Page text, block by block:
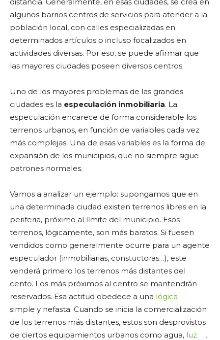
algunos barrios centros de servicios para atender a la
población local, con calles especializadas en
determinados artículos o incluso focalizados en
actividades diversas. Por eso, se puede afirmar que
las mayores ciudades poseen diversos centros.
Uno de los mayores problemas de las grandes
ciudades es la especulación inmobiliaria. La
especulación encarece de forma considerable los
terrenos urbanos, en función de variables cada vez
más complejas. Una de esas variables es la forma de
expansión de los municipios, que no siempre sigue
patrones normales.
Vamos a analizar un ejemplo: supongamos que en
una determinada ciudad existen terrenos libres en la
periferia, próximo al límite del municipio. Esos
terrenos, lógicamente, son más baratos. Si fuesen
vendidos como generalmente ocurre para un agente
especulador (inmobiliarias, constuctoras…), este
venderá primero los terrenos más distantes del
cento. Los más próximos al centro se mantendrán
reservados. Esa actitud obedece a una lógica
simple y nefasta. Cuando se inicia la comercialización
de los terrenos más distantes, estos son desprovistos
de ciertos equipamientos urbanos como agua, luz
,